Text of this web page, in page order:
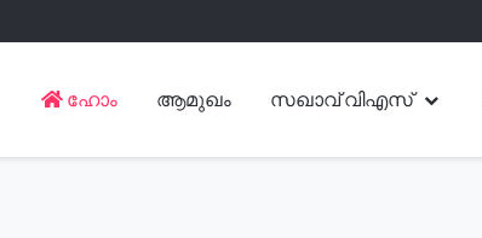
ഹോം ആമുഖം സഖാവ് വിഎസ്